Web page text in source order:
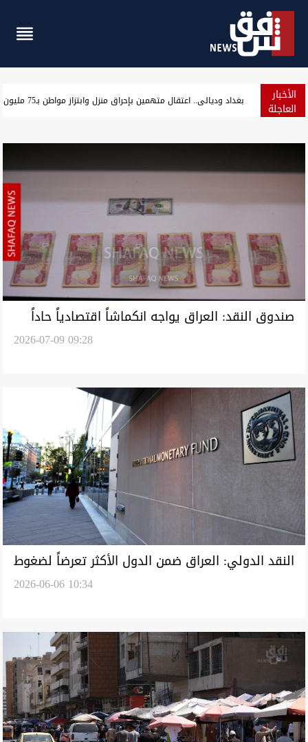
الأخبار
العاجلة ترمب: مضيق هرمز مفتوح الآن وأزلنا جميع الألغام
صندوق النقد: العراق يواجه انكماشاً اقتصادياً حاداً
2026-07-09 09:28
النقد الدولي: العراق ضمن الدول الأكثر تعرضاً لضغوط
2026-06-06 10:34